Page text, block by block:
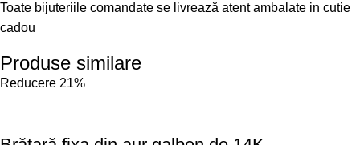
Toate bijuteriile comandate se livrează atent ambalate in cutie
cadou
Produse similare
Reducere 21%